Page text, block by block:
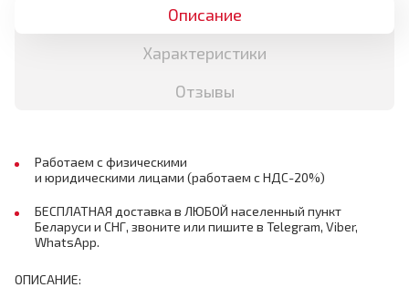
Описание
Характеристики
Отзывы
Работаем с физическими
и юридическими лицами (работаем с НДС-20%)
БЕСПЛАТНАЯ доставка в ЛЮБОЙ населенный пункт
Беларуси и СНГ, звоните или пишите в Telegram, Viber,
WhatsApp.
ОПИСАНИЕ: